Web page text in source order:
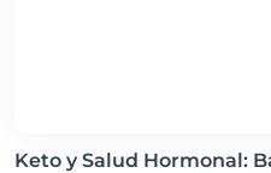
Keto y Salud Hormonal: